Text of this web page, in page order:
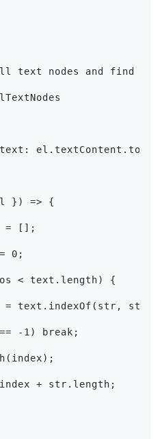
text nodes and find
}) => {
= [];
0;
< text.length) {
= text.indexOf(str,
-1) break;
+ str.length;